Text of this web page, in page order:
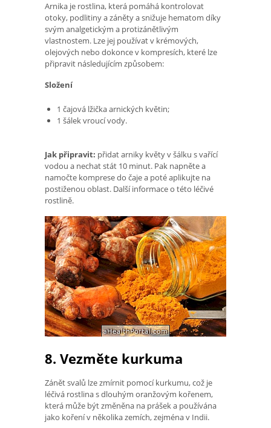
Arnika je rostlina, která pomáhá kontrolovat
otoky, podlitiny a záněty a snižuje hematom díky
svým analgetickým a protizánětlivým
vlastnostem. Lze jej používat v krémových,
olejových nebo dokonce v kompresích, které lze
připravit následujícím způsobem:
Složení
1 čajová lžička arnických květin;
1 šálek vroucí vody.
Jak připravit: přidat arniky květy v šálku s vařící
vodou a nechat stát 10 minut. Pak napněte a
namočte komprese do čaje a poté aplikujte na
postiženou oblast. Další informace o této léčivé
rostlině.
8. Vezměte kurkuma
Zánět svalů lze zmírnit pomocí kurkumu, což je
léčivá rostlina s dlouhým oranžovým kořenem,
která může být změněna na prášek a používána
jako koření v několika zemích, zejména v Indii.